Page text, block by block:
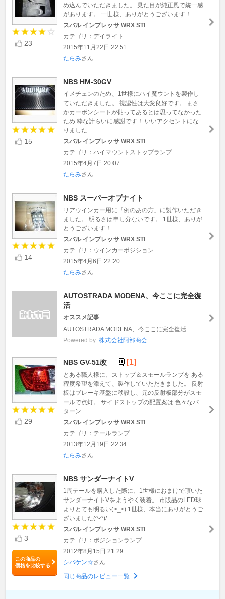
23
め込んでいただきました。 見た目が純正風で統一感
があります。 一世様、ありがとうございます！
スバル インプレッサ WRX STI
カテゴリ：デイライト
2015年11月22日 22:51
たらみさん
15
NBS HM-30GV
イメチェンのため、1世様にハイ魔ウントを製作し
ていただきました。 視認性は大変良好です。 まさ
かカーボンシートが貼ってあるとは思ってなかった
ため 粋な計らいに感謝です！ いいアクセントにな
りました ...
スバル インプレッサ WRX STI
カテゴリ：ハイマウントストップランプ
2015年4月7日 20:07
たらみさん
14
NBS スーパーオプナイト
リアウインカー用に「例のあの方」に製作いただき
ました。 明るさは申し分ないです。 1世様、ありが
とうございます！
スバル インプレッサ WRX STI
カテゴリ：ウインカーポジション
2015年4月6日 22:20
たらみさん
AUTOSTRADA MODENA、今ここに完全復
活
オススメ記事
AUTOSTRADA MODENA、今ここに完全復活
Powered by 株式会社阿部商会
29
NBS GV-51改 [1]
とある職人様に、ストップ＆スモールランプを ある
程度希望を添えて、製作していただきました。 反射
板はブレーキ基盤に移設し、元の反射板部分がスモ
ールで点灯。 サイドストップの配置案は 色々なパ
ターン ...
スバル インプレッサ WRX STI
カテゴリ：テールランプ
2013年12月19日 22:34
たらみさん
3
この商品の
価格を比較する
NBS サンダーナイトV
1周テールを購入した際に、1世様におまけで頂いた
サンダーナイトVをようやく装着。 市販品のLED球
よりとても明るい(>_<) 1世様、本当にありがとうご
ざいました(^-^)/
スバル インプレッサ WRX STI
カテゴリ：ポジションランプ
2012年8月15日 21:29
シバケン☆さん
同じ商品のレビュー一覧